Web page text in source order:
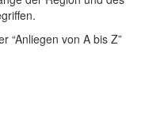
“Anliegen von A bis Z”